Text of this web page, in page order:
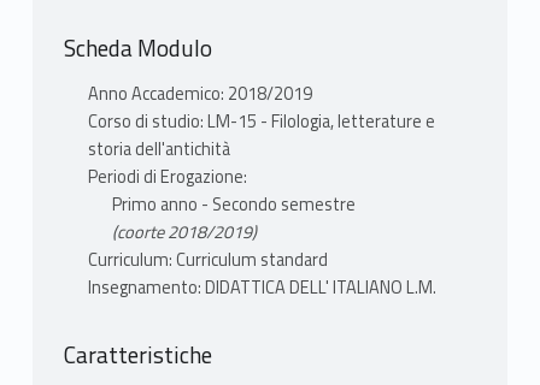
Scheda Modulo
Anno Accademico: 2018/2019
Corso di studio: LM-15 - Filologia, letterature e
storia dell'antichità
Periodi di Erogazione:
Primo anno - Secondo semestre
(coorte 2018/2019)
Curriculum: Curriculum standard
Insegnamento: DIDATTICA DELL' ITALIANO L.M.
Caratteristiche